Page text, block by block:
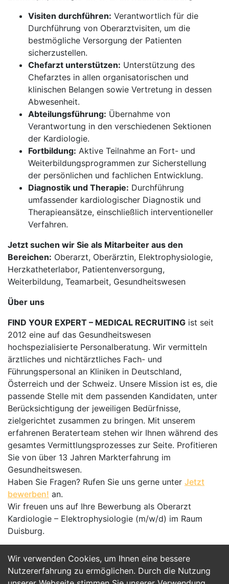
Wir verwenden Cookies, um Ihnen eine bessere
Nutzererfahrung zu ermöglichen. Durch die Nutzung
Visiten durchführen: Verantwortlich für die
Durchführung von Oberarztvisiten, um die
bestmögliche Versorgung der Patienten
sicherzustellen.
Chefarzt unterstützen: Unterstützung des
Chefarztes in allen organisatorischen und
klinischen Belangen sowie Vertretung in dessen
Abwesenheit.
Abteilungsführung: Übernahme von
Verantwortung in den verschiedenen Sektionen
der Kardiologie.
Fortbildung: Aktive Teilnahme an Fort- und
Weiterbildungsprogrammen zur Sicherstellung
der persönlichen und fachlichen Entwicklung.
Diagnostik und Therapie: Durchführung
umfassender kardiologischer Diagnostik und
Therapieansätze, einschließlich interventioneller
Verfahren.
Jetzt suchen wir Sie als Mitarbeiter aus den
Bereichen: Oberarzt, Oberärztin, Elektrophysiologie,
Herzkatheterlabor, Patientenversorgung,
Weiterbildung, Teamarbeit, Gesundheitswesen
Über uns
FIND YOUR EXPERT – MEDICAL RECRUITING ist seit
2012 eine auf das Gesundheitswesen
hochspezialisierte Personalberatung. Wir vermitteln
ärztliches und nichtärztliches Fach- und
Führungspersonal an Kliniken in Deutschland,
Österreich und der Schweiz. Unsere Mission ist es, die
passende Stelle mit dem passenden Kandidaten, unter
Berücksichtigung der jeweiligen Bedürfnisse,
zielgerichtet zusammen zu bringen. Mit unserem
erfahrenen Beraterteam stehen wir Ihnen während des
gesamtes Vermittlungsprozesses zur Seite. Profitieren
Sie von über 13 Jahren Markterfahrung im
Gesundheitswesen.
Haben Sie Fragen? Rufen Sie uns gerne unter Jetzt
bewerben! an.
Wir freuen uns auf Ihre Bewerbung als Oberarzt
Kardiologie – Elektrophysiologie (m/w/d) im Raum
Duisburg.
Jetzt Bewerben